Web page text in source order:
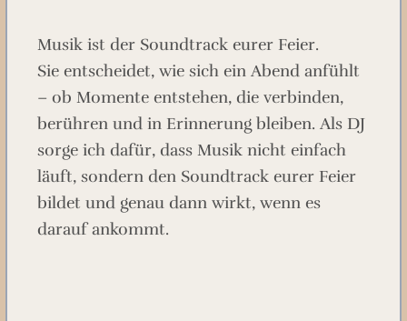
Musik ist der Soundtrack eurer Feier.
Sie entscheidet, wie sich ein Abend anfühlt
– ob Momente entstehen, die verbinden,
berühren und in Erinnerung bleiben. Als DJ
sorge ich dafür, dass Musik nicht einfach
läuft, sondern den Soundtrack eurer Feier
bildet und genau dann wirkt, wenn es
darauf ankommt.